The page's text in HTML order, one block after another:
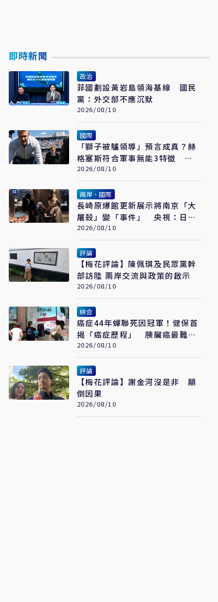
即時新聞
政治
菲國劃設黃岩島領海基線 國民
黨：外交部不應沉默
2026/08/10
國際
「獅子被驢領導」預言成真？赫
格塞斯符合軍事無能3特徵
《軍事無能心理學》半世紀後受
矚目
2026/08/10
兩岸、國際
長崎原爆館更新展示將南京「大
屠殺」變「事件」 央視：日本
又在偷改歷史
2026/08/10
評論
【梅花評論】陳佩琪及民眾黨幹
部訪陸 兩岸交流與政策的啟示
2026/08/10
綜合
癌症44年蟬聯死因冠軍！健保首
揭「癌症歷程」 胰臟癌最難
治、肺癌驚見院際差41.8個百分
點
2026/08/10
評論
【梅花評論】謝金河沒是非 顛
倒因果
2026/08/10